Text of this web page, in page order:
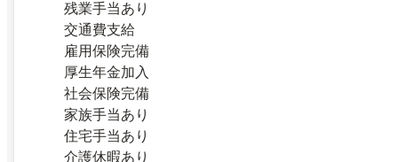
残業手当あり
交通費支給
雇用保険完備
厚生年金加入
社会保険完備
家族手当あり
住宅手当あり
介護休暇あり